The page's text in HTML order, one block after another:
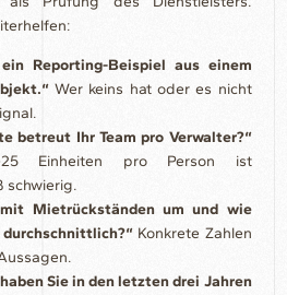
Reporting-Beispiel aus einem
Wer keins hat oder es nicht
betreut Ihr Team pro Verwalter?“
Einheiten pro Person ist
schwierig.
Mietrückständen um und wie
Konkrete Zahlen
Sie in den letzten drei Jahren